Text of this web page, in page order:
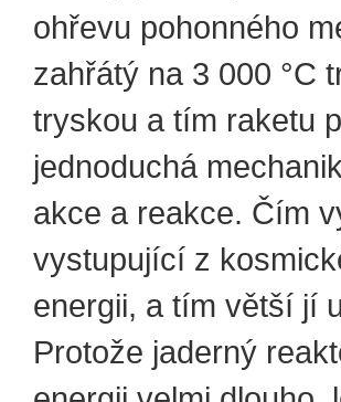
ohřevu pohonného
zahřátý na 3 000 °C
tryskou a tím raketu
jednoduchá
akce a reakce. Čím
vystupující z
energii, a tím větší jí
Protože jaderný